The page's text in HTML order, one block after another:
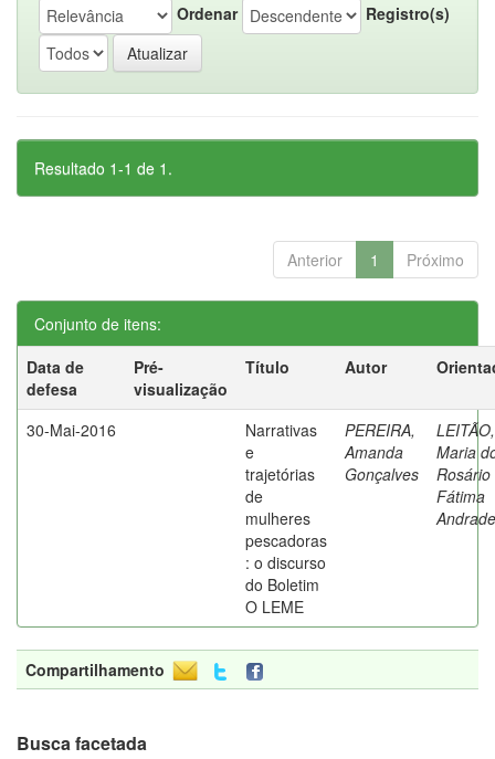
Ordenar
Registro(s)
Resultado 1-1 de 1.
Anterior 1 Próximo
Conjunto de itens:
Data de
defesa
Pré-
visualização
Título Autor
30-Mai-2016
Narrativas
e
trajetórias
de
mulheres
pescadoras
: o discurso
do Boletim
O LEME
PEREIRA,
Amanda
Gonçalves
LEITÃO,
Maria
Rosário
Fátima
Andrade
Compartilhamento
Busca facetada